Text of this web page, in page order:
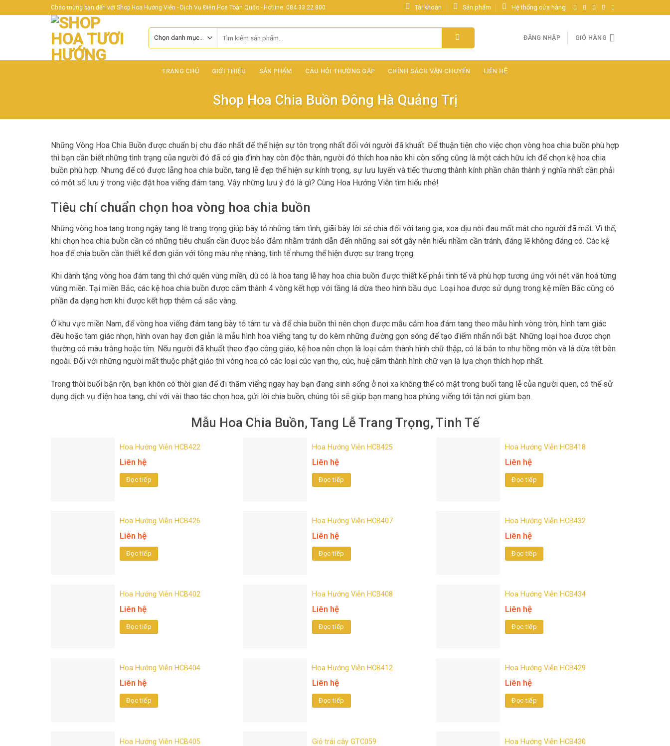
to
Chào mừng bạn đến với Shop Hoa Hướng Viễn - Dịch Vụ Điện Hoa Toàn Quốc - Hotline: 084 33 22 800 Tài khoản Sản phẩm Hệ thống cửa hàng
kiếm:
ĐĂNG NHẬP GIỎ HÀNG
TRANG CHỦ GIỚI THIỆU SẢN PHẨM CÂU HỎI THƯỜNG GẶP CHÍNH SÁCH VẬN CHUYỂN LIÊN HỆ
Shop Hoa Chia Buồn Đông Hà Quảng Trị
Những Vòng Hoa Chia Buồn được chuẩn bị chu đáo nhất để thể hiện sự tôn trọng nhất đối với người đã khuất. Để thuận tiện cho việc chọn vòng hoa chia buồn phù hợp
thì bạn cần biết những tình trạng của người đó đã có gia đình hay còn độc thân, người đó thích hoa nào khi còn sống cũng là một cách hữu ích để chọn kệ hoa chia
buồn phù hợp. Nhưng để có được lẵng hoa chia buồn, tang lễ đẹp thể hiện sự kính trọng, sự lưu luyến và tiếc thương thành kính phần chân thành ý nghĩa nhất cần phải
có một số lưu ý trong việc đặt hoa viếng đám tang. Vậy những lưu ý đó là gì? Cùng Hoa Hướng Viễn tìm hiểu nhé!
Tiêu chí chuẩn chọn hoa vòng hoa chia buồn
Những vòng hoa tang trong ngày tang lễ trang trọng giúp bày tỏ những tâm tình, giãi bày lời sẻ chia đối với tang gia, xoa dịu nỗi đau mất mát cho người đã mất. Vì thế,
khi chọn hoa chia buồn cần có những tiêu chuẩn cần được bảo đảm nhằm tránh dẫn đến những sai sót gây nên hiểu nhầm cần tránh, đáng lẽ không đáng có. Các kệ
hoa để chia buồn cần thiết kế đơn giản với tông màu nhẹ nhàng, tinh tế nhưng thể hiện được sự trang trọng.
Khi dành tặng vòng hoa đám tang thì chớ quên vùng miền, dù có là hoa tang lễ hay hoa chia buồn được thiết kế phải tinh tế và phù hợp tương ứng với nét văn hoá từng
vùng miền. Tại miền Bắc, các kệ hoa chia buồn được cắm thành 4 vòng kết hợp với tầng lá dừa theo hình bầu dục. Loại hoa được sử dụng trong kệ miền Bắc cũng có
phần đa dạng hơn khi được kết hợp thêm cả sắc vàng.
Ở khu vực miền Nam, để vòng hoa viếng đám tang bày tỏ tâm tư và để chia buồn thì nên chọn được mẫu cắm hoa đám tang theo mẫu hình vòng tròn, hình tam giác
đều hoặc tam giác nhọn, hình ovan hay đơn giản là mẫu hình hoa viếng tang tự do kèm những đường gợn sóng để tạo điểm nhấn nổi bật. Những loại hoa được chọn
thường có màu trắng hoặc tím. Nếu người đã khuất theo đạo công giáo, kệ hoa nên chọn là loại cắm thành hình chữ thập, có lá bản to như hồng môn và lá dừa tết bên
ngoài. Đối với những người mất thuộc phật giáo thì vòng hoa có các loại cúc vạn thọ, cúc, huệ cắm thành hình chữ vạn là lựa chọn thích hợp nhất.
Trong thời buổi bận rộn, bạn khôn có thời gian để đi thăm viếng ngay hay bạn đang sinh sống ở nơi xa không thể có mặt trong buổi tang lễ của người quen, có thể sử
dụng dịch vụ điện hoa tang, chỉ với vài thao tác chọn hoa, gửi lời chia buồn, chúng tôi sẽ giúp bạn mang hoa phúng viếng tới tận nơi giùm bạn.
Mẫu Hoa Chia Buồn, Tang Lễ Trang Trọng, Tinh Tế
Hoa Hướng Viễn HCB422
Liên hệ
Đọc tiếp
Hoa Hướng Viễn HCB425
Liên hệ
Đọc tiếp
Hoa Hướng Viễn HCB418
Liên hệ
Đọc tiếp
Hoa Hướng Viễn HCB426
Liên hệ
Đọc tiếp
Hoa Hướng Viễn HCB407
Liên hệ
Đọc tiếp
Hoa Hướng Viễn HCB432
Liên hệ
Đọc tiếp
Hoa Hướng Viễn HCB402
Liên hệ
Đọc tiếp
Hoa Hướng Viễn HCB408
Liên hệ
Đọc tiếp
Hoa Hướng Viễn HCB434
Liên hệ
Đọc tiếp
Hoa Hướng Viễn HCB404
Liên hệ
Đọc tiếp
Hoa Hướng Viễn HCB412
Liên hệ
Đọc tiếp
Hoa Hướng Viễn HCB429
Liên hệ
Đọc tiếp
Hoa Hướng Viễn HCB405 Giỏ trái cây GTC059 Hoa Hướng Viễn HCB430